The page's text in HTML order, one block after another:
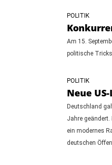
POLITIK
Am 15.
politische
POLITIK
Neue
Deutschland
Jahre
ein modernes
deutschen